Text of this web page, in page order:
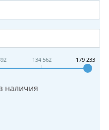
134 562 179 233
наличия